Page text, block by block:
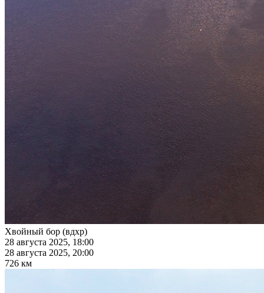
Хвойный бор (вдхр)
28 августа 2025, 18:00
28 августа 2025, 20:00
726 км